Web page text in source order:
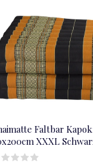
Faltbar
XXXL